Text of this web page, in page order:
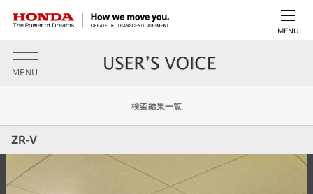
MENU
MENU
検索結果一覧
ZR-V